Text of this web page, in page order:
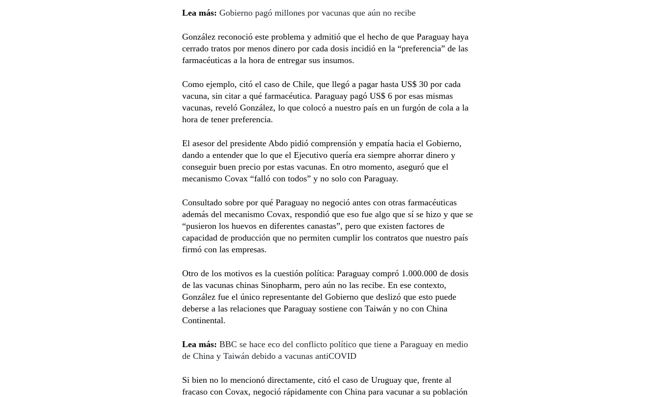
Lea más: Gobierno pagó millones por vacunas que aún no recibe
González reconoció este problema y admitió que el hecho de que Paraguay haya
cerrado tratos por menos dinero por cada dosis incidió en la “preferencia” de las
farmacéuticas a la hora de entregar sus insumos.
Como ejemplo, citó el caso de Chile, que llegó a pagar hasta US$ 30 por cada
vacuna, sin citar a qué farmacéutica. Paraguay pagó US$ 6 por esas mismas
vacunas, reveló González, lo que colocó a nuestro país en un furgón de cola a la
hora de tener preferencia.
El asesor del presidente Abdo pidió comprensión y empatía hacia el Gobierno,
dando a entender que lo que el Ejecutivo quería era siempre ahorrar dinero y
conseguir buen precio por estas vacunas. En otro momento, aseguró que el
mecanismo Covax “falló con todos” y no solo con Paraguay.
Consultado sobre por qué Paraguay no negoció antes con otras farmacéuticas
además del mecanismo Covax, respondió que eso fue algo que sí se hizo y que se
“pusieron los huevos en diferentes canastas”, pero que existen factores de
capacidad de producción que no permiten cumplir los contratos que nuestro país
firmó con las empresas.
Otro de los motivos es la cuestión política: Paraguay compró 1.000.000 de dosis
de las vacunas chinas Sinopharm, pero aún no las recibe. En ese contexto,
González fue el único representante del Gobierno que deslizó que esto puede
deberse a las relaciones que Paraguay sostiene con Taiwán y no con China
Continental.
Lea más: BBC se hace eco del conflicto político que tiene a Paraguay en medio
de China y Taiwán debido a vacunas antiCOVID
Si bien no lo mencionó directamente, citó el caso de Uruguay que, frente al
fracaso con Covax, negoció rápidamente con China para vacunar a su población